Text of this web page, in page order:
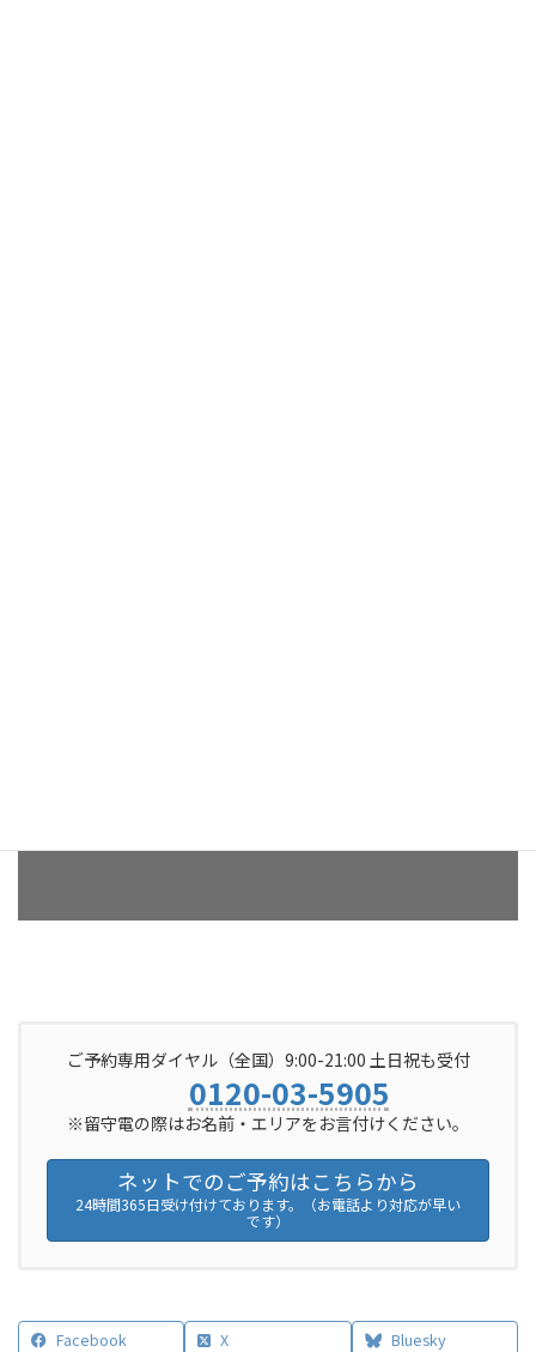
ご予約専用ダイヤル（全国）9:00-21:00 土日祝も受付
0120-03-5905
※留守電の際はお名前・エリアをお言付けください。
ネットでのご予約はこちらから
24時間365日受け付けております。（お電話より対応が早い
です）
Facebook X
Bluesky